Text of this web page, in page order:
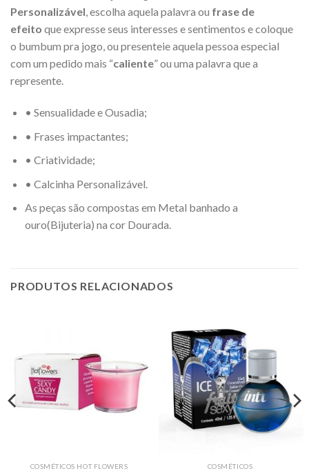
Personalizável, escolha aquela palavra ou frase de
efeito que expresse seus interesses e sentimentos e coloque
o bumbum pra jogo, ou presenteie aquela pessoa especial
com um pedido mais “caliente” ou uma palavra que a
represente.
• Sensualidade e Ousadia;
• Frases impactantes;
• Criatividade;
• Calcinha Personalizável.
As peças são compostas em Metal banhado a
ouro(Bijuteria) na cor Dourada.
PRODUTOS RELACIONADOS
COSMÉTICOS HOT FLOWERS COSMÉTICOS